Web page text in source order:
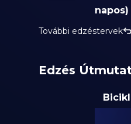
napos)
További edzéstervek
Edzés